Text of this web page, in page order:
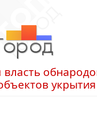
власть
укрытия